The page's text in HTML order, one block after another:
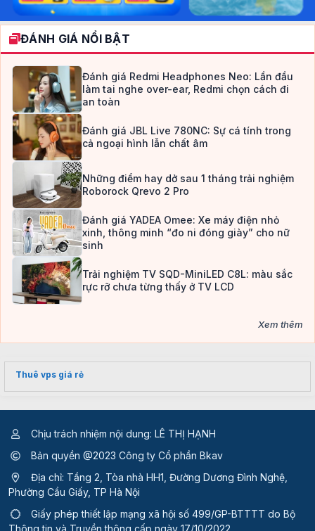
ĐÁNH GIÁ NỔI BẬT
Đánh giá Redmi Headphones Neo: Lần đầu
làm tai nghe over-ear, Redmi chọn cách đi
an toàn
Đánh giá JBL Live 780NC: Sự cá tính trong
cả ngoại hình lẫn chất âm
Những điểm hay dở sau 1 tháng trải nghiệm
Roborock Qrevo 2 Pro
Đánh giá YADEA Omee: Xe máy điện nhỏ
xinh, thông minh “đo ni đóng giày” cho nữ
sinh
Trải nghiệm TV SQD-MiniLED C8L: màu sắc
rực rỡ chưa từng thấy ở TV LCD
Xem thêm
Thuê vps giá rẻ
Chịu trách nhiệm nội dung: LÊ THỊ HẠNH
Bản quyền @2023 Công ty Cổ phần Bkav
Địa chỉ: Tầng 2, Tòa nhà HH1, Đường Dương Đình Nghệ,
Phường Cầu Giấy, TP Hà Nội
Giấy phép thiết lập mạng xã hội số 499/GP-BTTTT do Bộ
Thông tin và Truyền thông cấp ngày 17/10/2022